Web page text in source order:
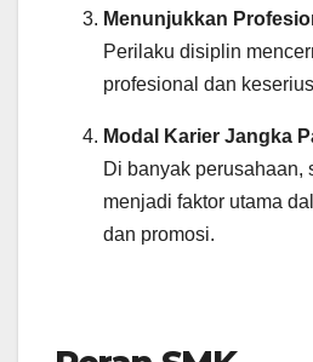
Menunjukkan
Perilaku disiplin
profesional dan
Modal Karier Jangka
Di banyak perusahaan,
menjadi faktor utama
dan promosi.